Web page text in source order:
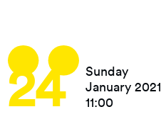
main
content
24
Sunday
January 2021
11:00